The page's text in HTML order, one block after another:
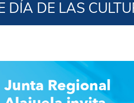
DE LAS